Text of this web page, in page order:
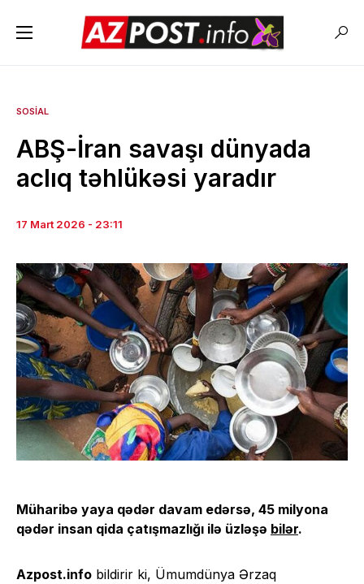
SOSIAL
ABŞ-İran savaşı dünyada
aclıq təhlükəsi yaradır
17 Mart 2026 - 23:11
Müharibə yaya qədər davam edərsə, 45 milyona
qədər insan qida çatışmazlığı ilə üzləşə bilər.
Azpost.info bildirir ki, Ümumdünya Ərzaq